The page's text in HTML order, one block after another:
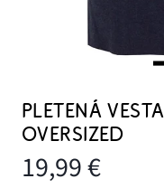
PLETENÁ
OVERSIZED
19,99 €